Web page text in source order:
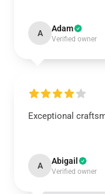
A Adam
Verified owner
Exceptional
A Abigail
Verified owner